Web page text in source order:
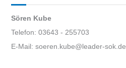
Sören Kube
Telefon: 03643 - 255703
E-Mail: soeren.kube@leader-sok.de